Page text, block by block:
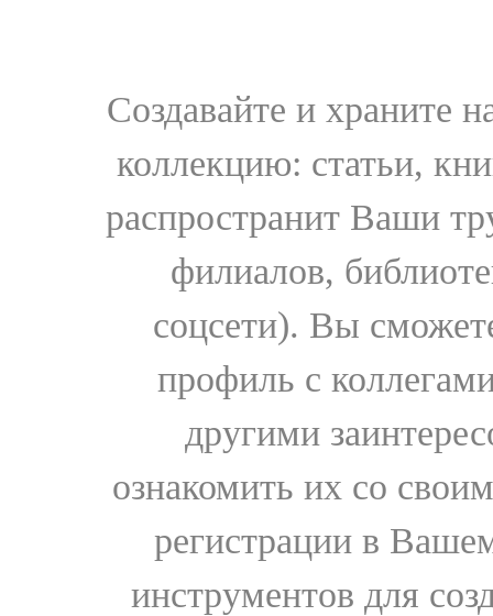
Создавайте и храните
коллекцию: статьи,
распространит Ваши
филиалов,
соцсети). Вы
профиль с
другими
ознакомить их со
регистрации в
инструментов для